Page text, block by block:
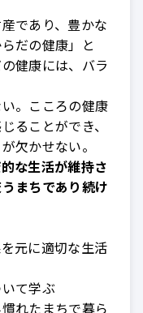
であり、豊かな
だの健康」と
健康には、バラ
。こころの健康
ることができ、
欠かせない。
な生活が維持さ
まちであり続け
元に適切な生活
て学ぶ
れたまちで暮ら